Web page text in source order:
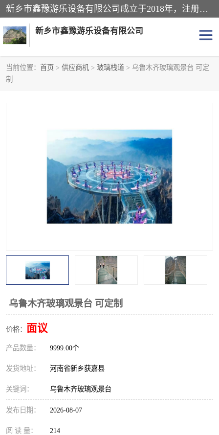
新乡市鑫豫游乐设备有限公司成立于2018年，注册地位于河南省。经营范围包括游乐设备、滑索、滑道、空中自行车、吊桥、拓展器材、攀岩器材、趣桥、悬崖秋千、网红桥、儿童乐园设备、水上乐园设备、丛林穿越设备、音乐呐喊设备、轨道滑车、栈道、玻璃滑道、观景平台、景观包装的设计、制造、销售、安装、维修，景区策划服务。
新乡市鑫豫游乐设备有限公司
当前位置： 首页 > 供应商机 > 玻璃栈道 > 乌鲁木齐玻璃观景台 可定
制
乌鲁木齐玻璃观景台 可定制
价格： 面议
产品数量： 9999.00个
发货地址： 河南省新乡获嘉县
关键词： 乌鲁木齐玻璃观景台
发布日期： 2026-08-07
阅 读 量： 214
水上乐园设备
攀岩器材
空中自行车
玻璃滑道
音乐呐喊设备
玻璃栈道